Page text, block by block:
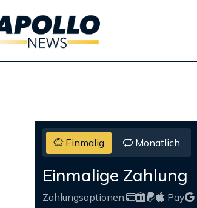
Einmalig Monatlich
Einmalige Zahlung
Zahlungsoptionen: Pay